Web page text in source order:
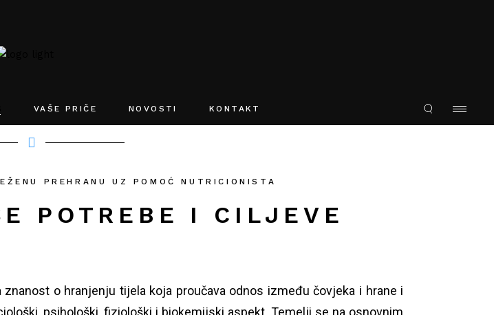
VAŠE PRIČE NOVOSTI KONTAKT
PREHRANU UZ POMOĆ NUTRICIONISTA
POTREBE I CILJEVE
znanost o hranjenju tijela koja proučava odnos izmeđučovjeka i hrane i
, psihološki, fiziološki i biokemijski aspekt. Temelji se na osnovnim